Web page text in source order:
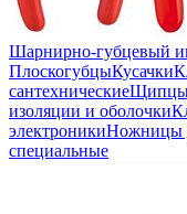
Шарнирно-губцевый
ПлоскогубцыКусачки
сантехническиеЩипцы
изоляции и оболочки
электроникиНожницы
специальные